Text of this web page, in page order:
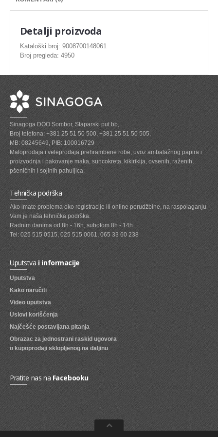
ZAMRZNUTO MESO SVINJSKO
ZAMRZNUTA RIBA
ZAMRZNUTO MESO PILETINA
PASTETE I MESNI NARESCI
TUNJEVINE I KONZERVE
GOTOVA JELA
SIROVINA ZA GASTRO
GASTRO
KISELISI
KECAP, SENF, REN, PARADAJZ,SOS
KOMPOTI
SVEZE VOCE
SVEZE POVRCE
DZEMOVI, MARMALADE I MED
BOMBONI
ZVAKE
LIZALICE
COKOLADE
KREMOVI
BOMBONJERE I PRALINE
MALE COKOLADE I BAROVI
KEKSOVI
KEKS STRUDLE
Detalji proizvoda
Kataloški broj: 9008700148061
Broj pregleda: 4950
Sinagoga DOO Sombor, Staparski put bb,
Broj telefona: +381 25 51 50 500, +381 25 51 50 505,
MB: 08245649, PIB: 100016729
Maloprodaja i veleprodaja prehrambene robe, uvoz ambalažnog papira i
proizvodnja i pakovanje maka, suncokreta, kikirikija, ovsenih, raženih,
pšeničnih i sojinih pahuljica.
Tehnička podrška
Ako imate problema oko registracije ili online porudžbine, na raspolaganju
Vam je naša tehnička podrška.
Radnim danima od 8h - 16h, subotom 8h - 14h
Tel: 025 515 0515, 025 515 0061, 065 33 60 238
Uputstvai informacije
Uputstva
Kako naručiti
Video uputstva
Uslovi korišćenja
Najčešće postavljana pitanja
Obrazac za jednostrani raskid ugovora
o kupoprodaji sklopljenog na daljinu
Pratite nas na Facebooku